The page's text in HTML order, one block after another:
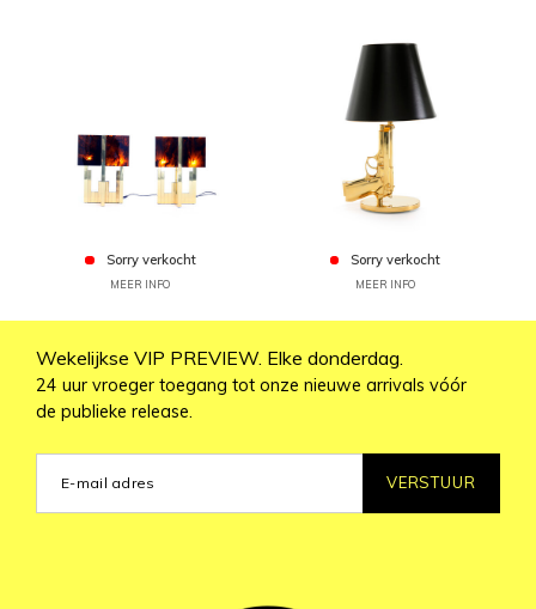
Sorry verkocht
MEER INFO
Sorry verkocht
MEER INFO
Wekelijkse VIP PREVIEW. Elke donderdag.
24 uur vroeger toegang tot onze nieuwe arrivals vóór
de publieke release.
VERSTUUR